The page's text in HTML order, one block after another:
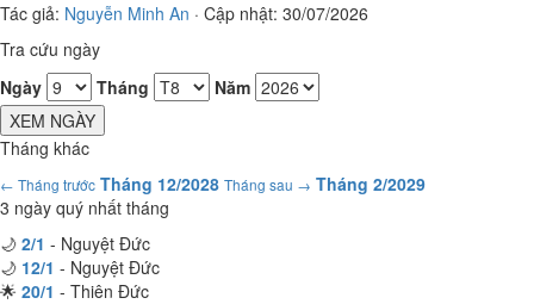
Tác giả: Nguyễn Minh An · Cập nhật: 30/07/2026
Tra cứu ngày
Ngày
Tháng
Năm
XEM NGÀY
Tháng khác
← Tháng trước Tháng 12/2028 Tháng sau → Tháng 2/2029
3 ngày quý nhất tháng
🌙 2/1 - Nguyệt Đức
🌙 12/1 - Nguyệt Đức
🌟 20/1 - Thiên Đức